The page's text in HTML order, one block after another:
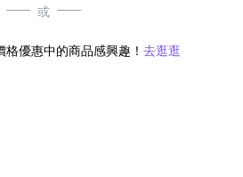
或
優惠中的商品感興趣！ 去逛逛